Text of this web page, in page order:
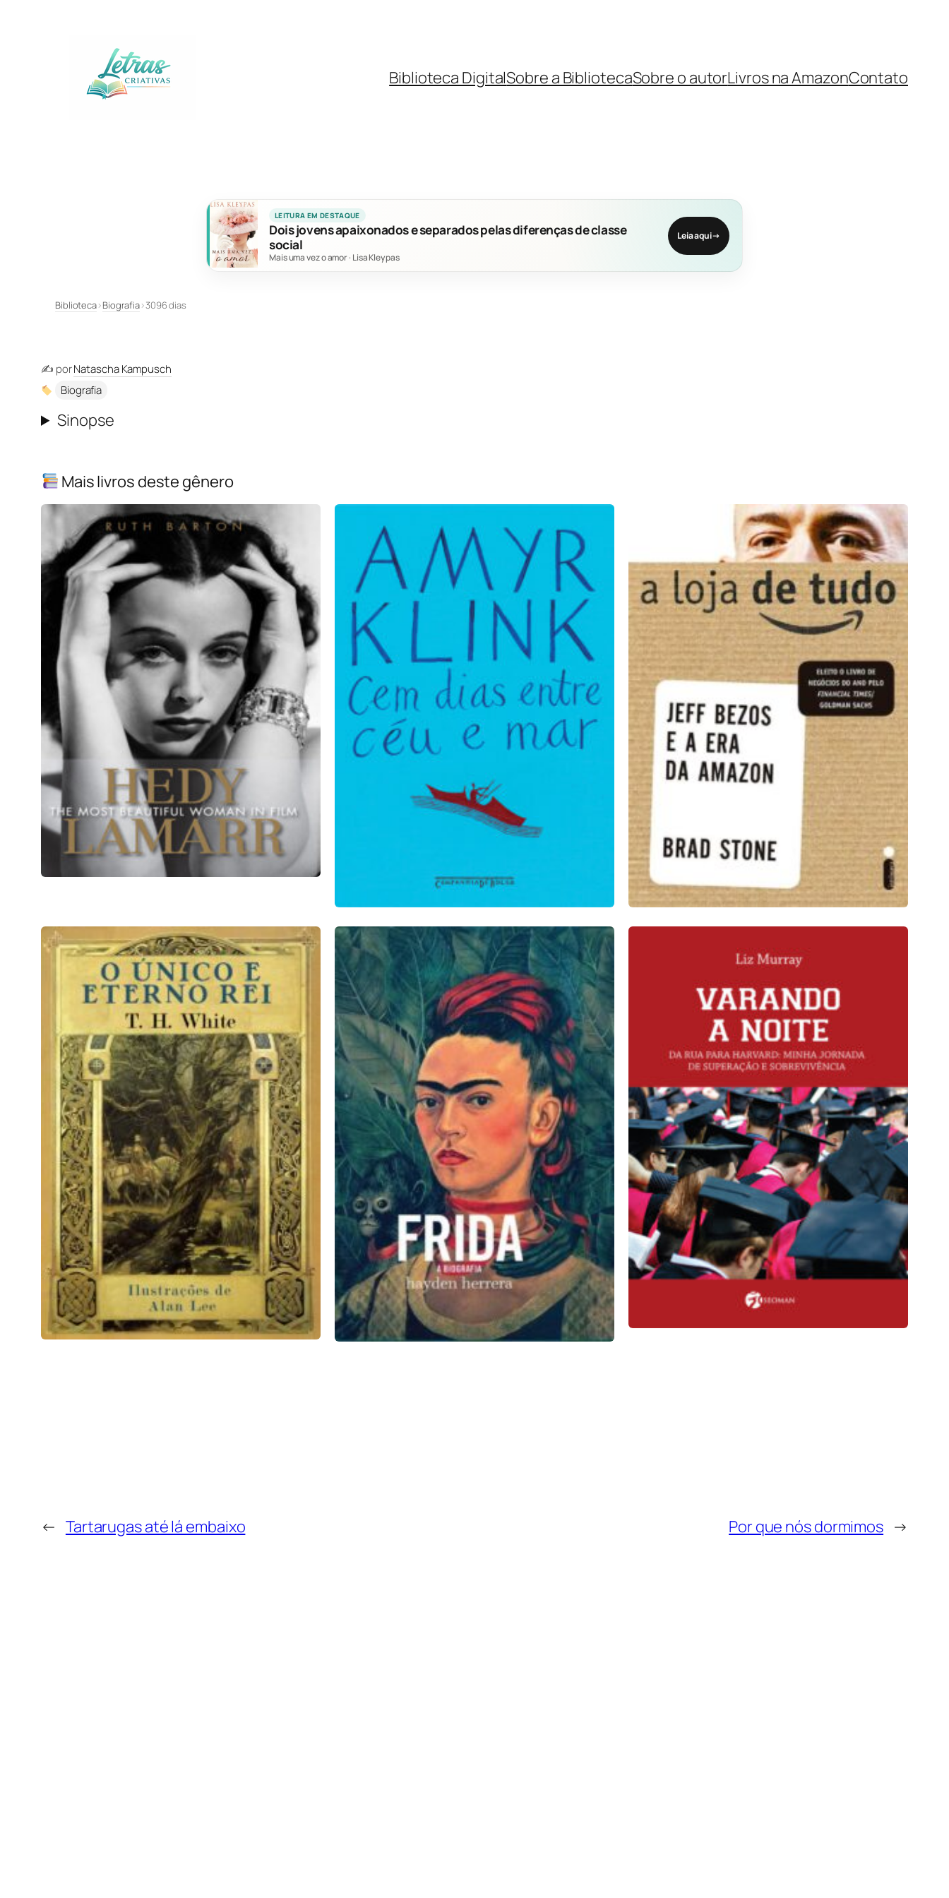
Biblioteca DigitalSobre a BibliotecaSobre o autorLivros na AmazonContato
LEITURA EM DESTAQUE
Dois jovens apaixonados e separados pelas diferenças de classe
social
Mais uma vez o amor · Lisa Kleypas
Leia aqui→
Biblioteca›Biografia›3096 dias
✍️ porNatascha Kampusch
Biografia
Sinopse
Mais livros deste gênero
← Tartarugas até lá embaixo Por que nós dormimos →